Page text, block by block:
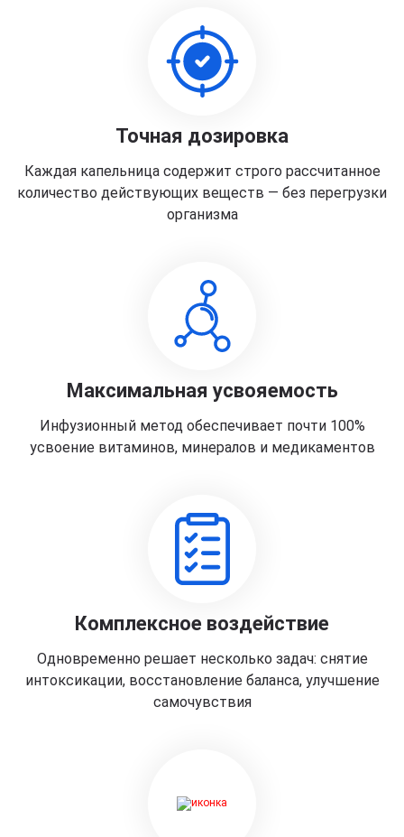
Точная дозировка
Каждая капельница содержит строго рассчитанное
количество действующих веществ — без перегрузки
организма
Максимальная усвояемость
Инфузионный метод обеспечивает почти 100%
усвоение витаминов, минералов и медикаментов
Комплексное воздействие
Одновременно решает несколько задач: снятие
интоксикации, восстановление баланса, улучшение
самочувствия